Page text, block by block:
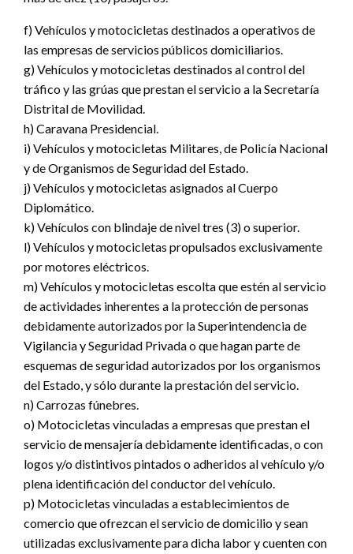
f) Vehículos y motocicletas destinados a operativos de
las empresas de servicios públicos domiciliarios.
g) Vehículos y motocicletas destinados al control del
tráfico y las grúas que prestan el servicio a la Secretaría
Distrital de Movilidad.
h) Caravana Presidencial.
i) Vehículos y motocicletas Militares, de Policía Nacional
y de Organismos de Seguridad del Estado.
j) Vehículos y motocicletas asignados al Cuerpo
Diplomático.
k) Vehículos con blindaje de nivel tres (3) o superior.
l) Vehículos y motocicletas propulsados exclusivamente
por motores eléctricos.
m) Vehículos y motocicletas escolta que estén al servicio
de actividades inherentes a la protección de personas
debidamente autorizados por la Superintendencia de
Vigilancia y Seguridad Privada o que hagan parte de
esquemas de seguridad autorizados por los organismos
del Estado, y sólo durante la prestación del servicio.
n) Carrozas fúnebres.
o) Motocicletas vinculadas a empresas que prestan el
servicio de mensajería debidamente identificadas, o con
logos y/o distintivos pintados o adheridos al vehículo y/o
plena identificación del conductor del vehículo.
p) Motocicletas vinculadas a establecimientos de
comercio que ofrezcan el servicio de domicilio y sean
utilizadas exclusivamente para dicha labor y cuenten con